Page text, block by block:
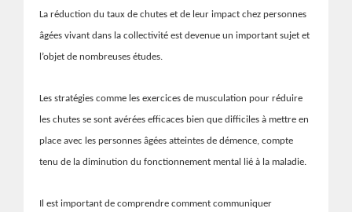
La réduction du taux de chutes et de leur impact chez personnes
âgées vivant dans la collectivité est devenue un important sujet et
l’objet de nombreuses études.
Les stratégies comme les exercices de musculation pour réduire
les chutes se sont avérées efficaces bien que difficiles à mettre en
place avec les personnes âgées atteintes de démence, compte
tenu de la diminution du fonctionnement mental lié à la maladie.
Il est important de comprendre comment communiquer